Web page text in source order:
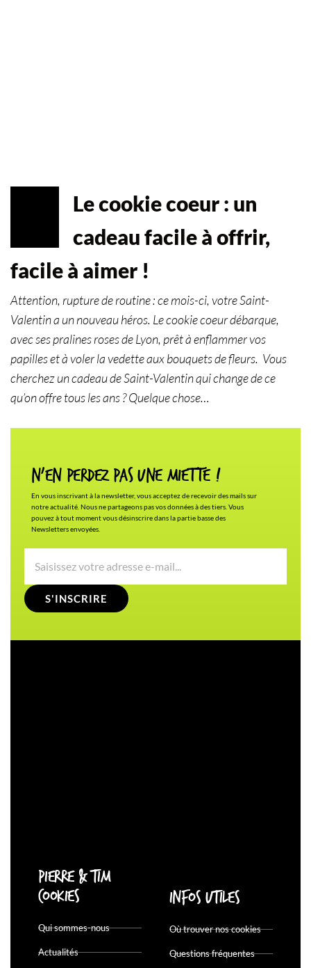
Le cookie coeur : un
cadeau facile à offrir,
facile à aimer !
Attention, rupture de routine : ce mois-ci, votre Saint-
Valentin a un nouveau héros. Le cookie coeur débarque,
avec ses pralines roses de Lyon, prêt à enflammer vos
papilles et à voler la vedette aux bouquets de fleurs. Vous
cherchez un cadeau de Saint-Valentin qui change de ce
qu’on offre tous les ans ? Quelque chose…
N'en Perdez pas une miette !
En vous inscrivant à la newsletter, vous acceptez de recevoir des mails sur
notre actualité. Nous ne partageons pas vos données à des tiers. Vous
pouvez à tout moment vous désinscrire dans la partie basse des
Newsletters envoyées.
S'INSCRIRE
Pierre & Tim
Cookies
Qui sommes-nous
Actualités
Infos utiles
Où trouver nos cookies
Questions fréquentes